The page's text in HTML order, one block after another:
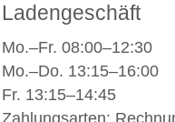
Ladengeschäft
Mo.–Fr. 08:00–12:30
Mo.–Do. 13:15–16:00
Fr. 13:15–14:45
Zahlungsarten: